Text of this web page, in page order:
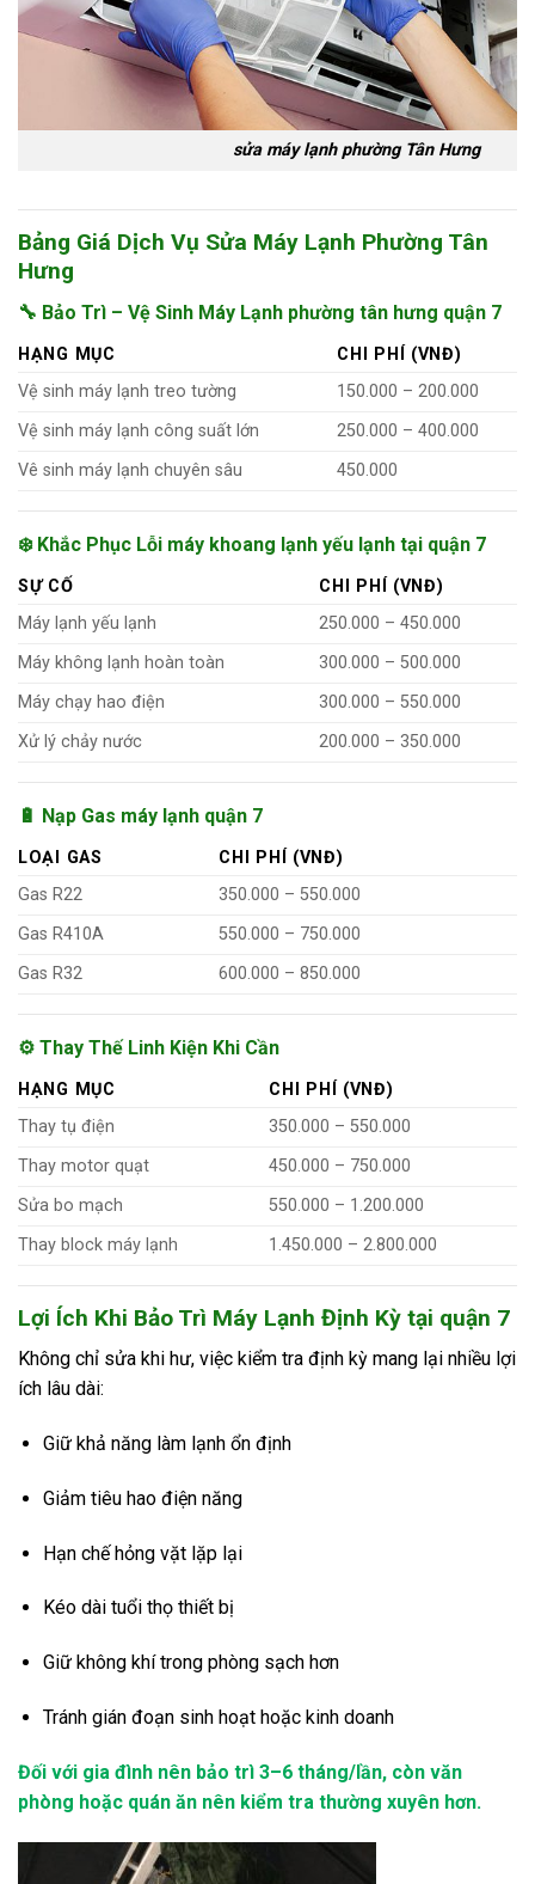
sửa máy lạnh phường Tân Hưng
Bảng Giá Dịch Vụ Sửa Máy Lạnh Phường Tân
Hưng
🔧 Bảo Trì – Vệ Sinh Máy Lạnh phường tân hưng quận 7
HẠNG MỤC
CHI PHÍ (VNĐ)
Vệ sinh máy lạnh treo tường
150.000 – 200.000
Vệ sinh máy lạnh công suất lớn
250.000 – 400.000
Vê sinh máy lạnh chuyên sâu
450.000
❄️ Khắc Phục Lỗi máy khoang lạnh yếu lạnh tại quận 7
SỰ CỐ
CHI PHÍ (VNĐ)
Máy lạnh yếu lạnh
250.000 – 450.000
Máy không lạnh hoàn toàn
300.000 – 500.000
Máy chạy hao điện
300.000 – 550.000
Xử lý chảy nước
200.000 – 350.000
🔋 Nạp Gas máy lạnh quận 7
LOẠI GAS
CHI PHÍ (VNĐ)
Gas R22
350.000 – 550.000
Gas R410A
550.000 – 750.000
Gas R32
600.000 – 850.000
⚙️ Thay Thế Linh Kiện Khi Cần
HẠNG MỤC
CHI PHÍ (VNĐ)
Thay tụ điện
350.000 – 550.000
Thay motor quạt
450.000 – 750.000
Sửa bo mạch
550.000 – 1.200.000
Thay block máy lạnh
1.450.000 – 2.800.000
Lợi Ích Khi Bảo Trì Máy Lạnh Định Kỳ tại quận 7
Không chỉ sửa khi hư, việc kiểm tra định kỳ mang lại nhiều lợi
ích lâu dài:
Giữ khả năng làm lạnh ổn định
Giảm tiêu hao điện năng
Hạn chế hỏng vặt lặp lại
Kéo dài tuổi thọ thiết bị
Giữ không khí trong phòng sạch hơn
Tránh gián đoạn sinh hoạt hoặc kinh doanh
Đối với gia đình nên bảo trì 3–6 tháng/lần, còn văn
phòng hoặc quán ăn nên kiểm tra thường xuyên hơn.